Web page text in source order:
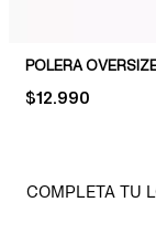
PRICE:
$12.990
COMPLETA TU